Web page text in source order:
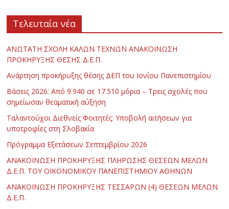
Τελευταία νέα
ΑΝΩΤΑΤΗ ΣΧΟΛΗ ΚΑΛΩΝ ΤΕΧΝΩΝ ΑΝΑΚΟΙΝΩΣΗ
ΠΡΟΚΗΡΥΞΗΣ ΘΕΣΗΣ Δ.Ε.Π.
Ανάρτηση προκήρυξης θέσης ΔΕΠ του Ιονίου Πανεπιστημίου
Βάσεις 2026: Από 9.940 σε 17.510 μόρια – Τρεις σχολές που
σημείωσαν θεαματική αύξηση
Ταλαντούχοι Διεθνείς Φοιτητές: Υποβολή αιτήσεων για
υποτροφίες στη Σλοβακία
Πρόγραμμα Εξετάσεων Σεπτεμβρίου 2026
ΑΝΑΚΟΙΝΩΣΗ ΠΡΟΚΗΡΥΞΗΣ ΠΛΗΡΩΣΗΣ ΘΕΣΕΩΝ ΜΕΛΩΝ
Δ.Ε.Π. ΤΟΥ ΟΙΚΟΝΟΜΙΚΟΥ ΠΑΝΕΠΙΣΤΗΜΙΟΥ ΑΘΗΝΩΝ
ΑΝΑΚΟΙΝΩΣΗ ΠΡΟΚΗΡΥΞΗΣ ΤΕΣΣΑΡΩΝ (4) ΘΕΣΕΩΝ ΜΕΛΩΝ
Δ.Ε.Π.